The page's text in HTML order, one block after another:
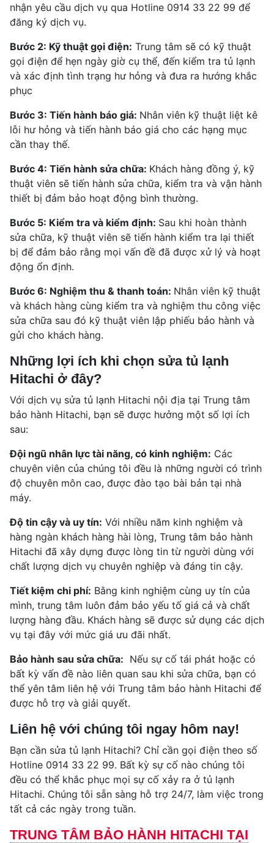
nhận yêu cầu dịch vụ qua Hotline 0914 33 22 99 để
đăng ký dịch vụ.
Bước 2: Kỹ thuật gọi điện: Trung tâm sẽ có kỹ thuật
gọi điện để hẹn ngày giờ cụ thể, đến kiểm tra tủ lạnh
và xác định tình trạng hư hỏng và đưa ra hướng khắc
phục
Bước 3: Tiến hành báo giá: Nhân viên kỹ thuật liệt kê
lỗi hư hỏng và tiến hành báo giá cho các hạng mục
cần thay thế.
Bước 4: Tiến hành sửa chữa: Khách hàng đồng ý, kỹ
thuật viên sẽ tiến hành sửa chữa, kiểm tra và vận hành
thiết bị đảm bảo hoạt động bình thường.
Bước 5: Kiểm tra và kiểm định: Sau khi hoàn thành
sửa chữa, kỹ thuật viên sẽ tiến hành kiểm tra lại thiết
bị để đảm bảo rằng mọi vấn đề đã được xử lý và hoạt
động ổn định.
Bước 6: Nghiệm thu & thanh toán: Nhân viên kỹ thuật
và khách hàng cùng kiểm tra và nghiệm thu công việc
sửa chữa sau đó kỹ thuật viên lập phiếu bảo hành và
gửi cho khách hàng.
Những lợi ích khi chọn sửa tủ lạnh
Hitachi ở đây?
Với dịch vụ sửa tủ lạnh Hitachi nội địa tại Trung tâm
bảo hành Hitachi, bạn sẽ được hưởng một số lợi ích
sau:
Đội ngũ nhân lực tài năng, có kinh nghiệm: Các
chuyên viên của chúng tôi đều là những người có trình
độ chuyên môn cao, được đào tạo bài bản tại nhà
máy.
Độ tin cậy và uy tín: Với nhiều năm kinh nghiệm và
hàng ngàn khách hàng hài lòng, Trung tâm bảo hành
Hitachi đã xây dựng được lòng tin từ người dùng với
chất lượng dịch vụ chuyên nghiệp và đáng tin cậy.
Tiết kiệm chi phí: Bằng kinh nghiệm cùng uy tín của
mình, trung tâm luôn đảm bảo yếu tố giá cả và chất
lượng hàng đầu. Khách hàng sẽ được sử dụng các dịch
vụ tại đây với mức giá ưu đãi nhất.
Bảo hành sau sửa chữa: Nếu sự cố tái phát hoặc có
bất kỳ vấn đề nào liên quan sau khi sửa chữa, bạn có
thể yên tâm liên hệ với Trung tâm bảo hành Hitachi để
được hỗ trợ và giải quyết.
Liên hệ với chúng tôi ngay hôm nay!
Bạn cần sửa tủ lạnh Hitachi? Chỉ cần gọi điện theo số
Hotline 0914 33 22 99. Bất kỳ sự cố nào chúng tôi
đều có thể khắc phục mọi sự cố xảy ra ở tủ lạnh
Hitachi. Chúng tôi sẵn sàng hỗ trợ 24/7, làm việc trong
tất cả các ngày trong tuần.
TRUNG TÂM BẢO HÀNH HITACHI TẠI